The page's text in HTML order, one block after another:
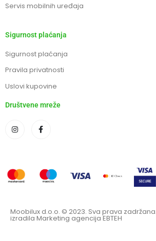
Servis mobilnih uređaja
Sigurnost plaćanja
Sigurnost plaćanja
Pravila privatnosti
Uslovi kupovine
Društvene mreže
Moobilux d.o.o. © 2023. Sva prava
izradila Marketing agencija EBTEH